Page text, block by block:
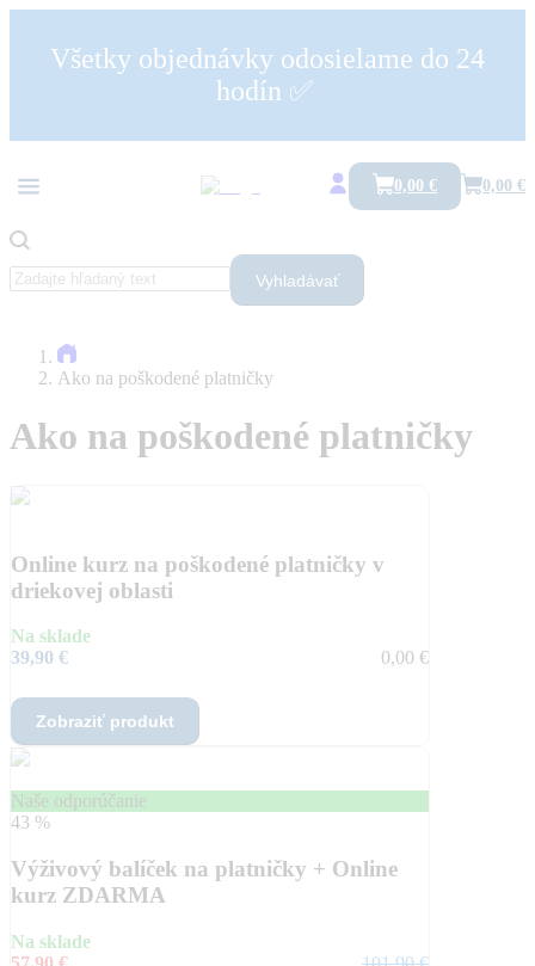
Všetky objednávky odosielame do 24
hodín ✅
Vyhladávať
0,00 € 0,00 €
Ako na poškodené platničky
Ako na poškodené platničky
Online kurz na poškodené platničky v
driekovej oblasti
Na sklade
39,90 €
0,00 €
Zobraziť produkt
Naše odporúčanie
43 %
Výživový balíček na platničky + Online
kurz ZDARMA
Na sklade